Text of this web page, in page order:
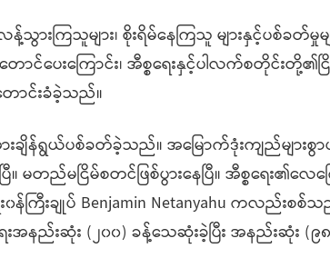
ကြသူများ၊ စိုးရိမ်နေကြသူ များနှင့်ပစ်ခတ်မှုမ
ပေးကြောင်း၊ အီစ္စရေးနှင့်ပါလက်စတိုင်းတို့၏င
ောင်းခံခဲ့သည်။
းချိန်ရွယ်ပစ်ခတ်ခဲ့သည်။ အမြောက်ဒုံးကျည်မျာ
။ မတည်မငြိမ်စတင်ဖြစ်ပွားနေပြီ။ အီစ္စရေး၏လေ
ြီးချုပ် Benjamin Netanyahu ကလည်းစစ်သ
ည်းဆုံး (၂၀၀) ခန့်သေဆုံးခဲ့ပြီး အနည်းဆုံး (၉၈